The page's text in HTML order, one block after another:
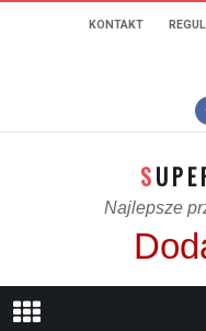
KONTAKT
Najlepsze